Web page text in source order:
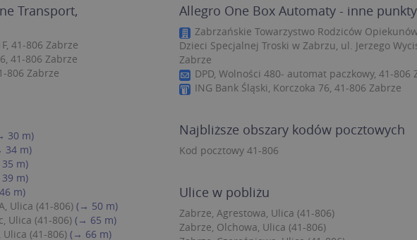
Transport,
41-806 Zabrze
41-806 Zabrze
806 Zabrze
30 m)
34 m)
m)
m)
m)
Ulica (41-806) (→ 50 m)
Ulica (41-806) (→ 65 m)
(41-806) (→ 66 m)
Allegro One Box Automaty - inne
Zabrzańskie Towarzystwo Rodziców
Dzieci Specjalnej Troski w Zabrzu, ul. Jerzego
Zabrze
DPD, Wolności 480- automat paczkowy, 41-806
ING Bank Śląski, Korczoka 76, 41-806 Zabrze
Najbliższe obszary kodów pocztowych
Kod pocztowy 41-806
Ulice w pobliżu
Zabrze, Agrestowa, Ulica (41-806)
Zabrze, Olchowa, Ulica (41-806)
Provider/
Domena
Opis
CookieScript
.targeo.pl
Ten plik cookie jest używany przez usługę Cookie-Script.com
do zapamiętywania preferencji dotyczących zgody
użytkownika na pliki cookie. Jest to konieczne, aby baner
cookie Cookie-Script.com działał poprawnie.
Provider
Domena
.targeo.pl 1 rok 1 miesiąc
Ten plik cookie jest używany przez Google Analytics do
utrzymywania stanu sesji.
/
przechowywania
1 rok 3 tygodnie
Ten plik cookie jest powszechnie używany przez firmę Microsoft jako
unikalny identyfikator użytkownika. Można to ustawić za pomocą
.crossdomain.cookie-script.com